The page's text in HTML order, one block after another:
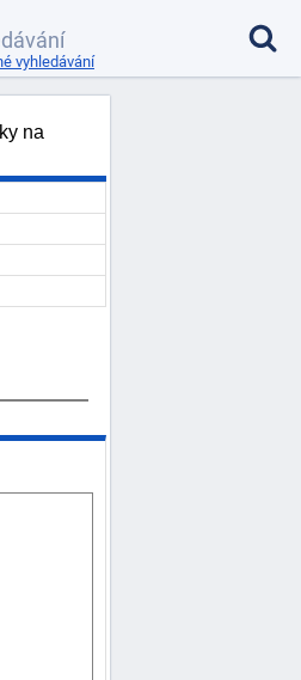
na
vyhledávání